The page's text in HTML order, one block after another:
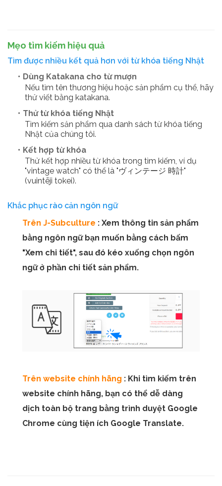
Mẹo tìm kiếm hiệu quả
Tìm được nhiều kết quả hơn với từ khóa tiếng Nhật
・Dùng Katakana cho từ mượn
Nếu tìm tên thương hiệu hoặc sản phẩm cụ thể, hãy
thử viết bằng katakana.
・Thử từ khóa tiếng Nhật
Tìm kiếm sản phẩm qua danh sách từ khóa tiếng
Nhật của chúng tôi.
・Kết hợp từ khóa
Thử kết hợp nhiều từ khóa trong tìm kiếm, ví dụ
"vintage watch" có thể là "ヴィンテージ 時計"
(vuintēji tokei).
Khắc phục rào cản ngôn ngữ
Trên J-Subculture : Xem thông tin sản phẩm
bằng ngôn ngữ bạn muốn bằng cách bấm
"Xem chi tiết", sau đó kéo xuống chọn ngôn
ngữ ở phần chi tiết sản phẩm.
Trên website chính hãng : Khi tìm kiếm trên
website chính hãng, bạn có thể dễ dàng
dịch toàn bộ trang bằng trình duyệt Google
Chrome cùng tiện ích Google Translate.